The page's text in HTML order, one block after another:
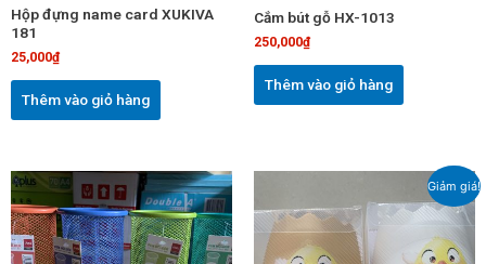
Hộp đựng name card XUKIVA
181
25,000₫
Thêm vào giỏ hàng
Cắm bút gỗ HX-1013
250,000₫
Thêm vào giỏ hàng
Sản
phẩm
này
có
Giảm giá!
là:
39,000₫.
tại
là:
37,000₫.